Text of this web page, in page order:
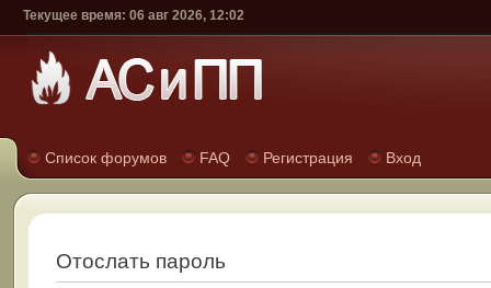
Текущее время: 06 авг 2026, 12:02
Список форумов FAQ Регистрация Вход
Отослать пароль